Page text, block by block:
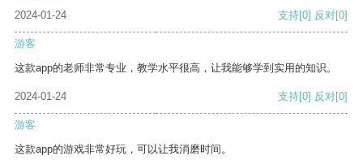
2024-01-24
支持[0] 反对[0]
游客
这款app的老师非常专业，教学水平很高，让我能够学到实用的知识。
2024-01-24 支持[0] 反对[0]
游客
这款app的游戏非常好玩，可以让我消磨时间。